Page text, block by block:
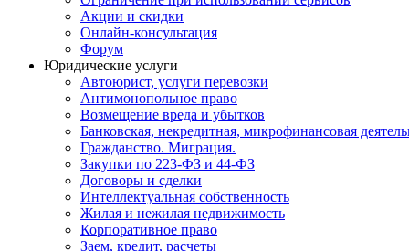
Акции и скидки
Онлайн-консультация
Форум
Юридические услуги
Автоюрист, услуги перевозки
Антимонопольное право
Возмещение вреда и убытков
Банковская, некредитная, микрофинансовая
Гражданство. Миграция.
Закупки по 223-ФЗ и 44-ФЗ
Договоры и сделки
Интеллектуальная собственность
Жилая и нежилая недвижимость
Корпоративное право
Заем, кредит, расчеты